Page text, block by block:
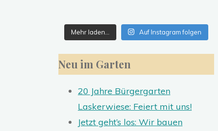
Mehr laden… Auf Instagram folgen
Neu im Garten
20 Jahre Bürgergarten
Laskerwiese: Feiert mit uns!
Jetzt geht’s los: Wir bauen